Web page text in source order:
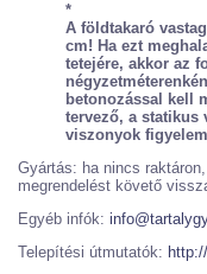
*
A földtakaró
cm! Ha ezt
tetejére, akkor az
betonozással kell
tervező, a statikus
viszonyok
Gyártás: ha nincs
megrendelést követő
Egyéb infók:
Telepítési útmutatók: